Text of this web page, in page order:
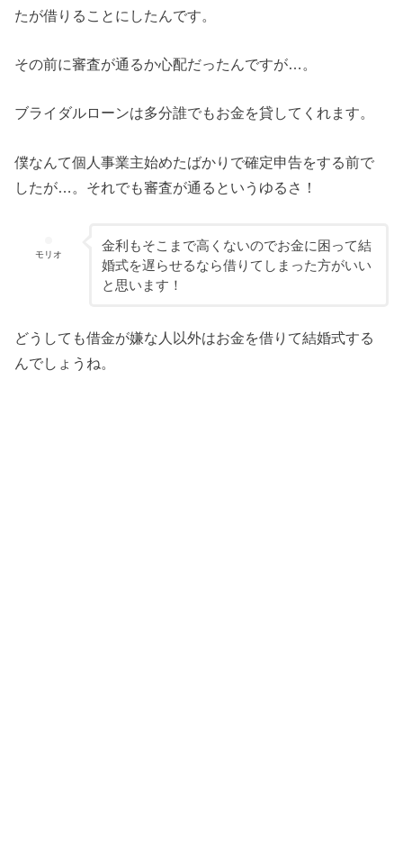
たが借りることにしたんです。
その前に審査が通るか心配だったんですが…。
ブライダルローンは多分誰でもお金を貸してくれます。
僕なんて個人事業主始めたばかりで確定申告をする前で
したが…。それでも審査が通るというゆるさ！
モリオ
金利もそこまで高くないのでお金に困って結
婚式を遅らせるなら借りてしまった方がいい
と思います！
どうしても借金が嫌な人以外はお金を借りて結婚式する
んでしょうね。